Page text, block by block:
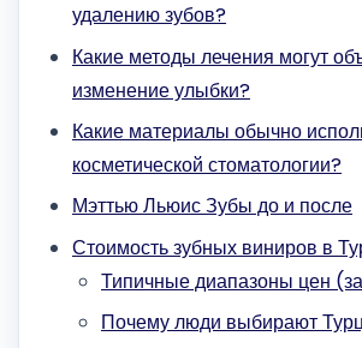
удалению зубов?
Какие методы лечения могут
изменение улыбки?
Какие материалы обычно
косметической стоматологии?
Мэттью Льюис Зубы до и после
Стоимость зубных виниров в
Типичные диапазоны цен
Почему люди выбирают